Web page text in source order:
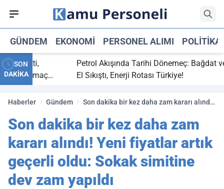
GÜNDEM EKONOMI PERSONEL ALIMI POLITIKA
SON
DAKİKA
bitti,
maç
Petrol Akışında Tarihi Dönemeç: Bağdat ve
El Sıkıştı, Enerji Rotası Türkiye!
Haberler Gündem
Son dakika bir kez daha zam kararı alındı!
simitine dev zam yapıldı
Son dakika bir kez daha zam
kararı alındı! Yeni fiyatlar artık
geçerli oldu: Sokak simitine
dev zam yapıldı